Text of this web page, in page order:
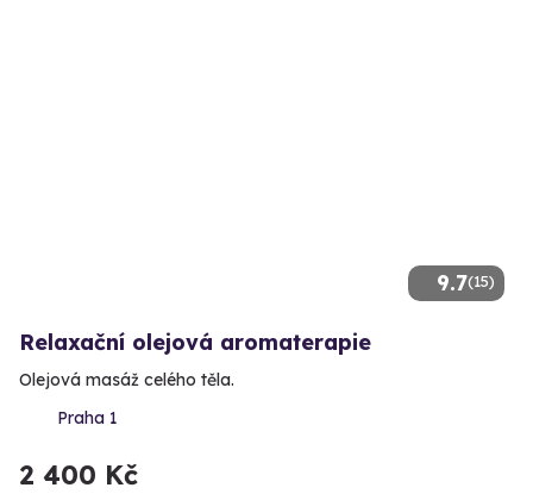
9.7(15)
Relaxační olejová aromaterapie
Olejová masáž celého těla.
Praha 1
2 400 Kč